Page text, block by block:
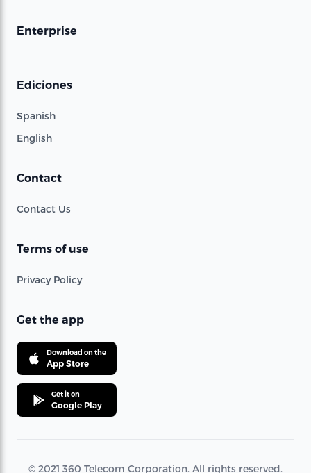
Enterprise
Ediciones
Spanish
English
Contact
Contact Us
Terms of use
Privacy Policy
Get the app
Download on the
App Store
Get it on
Google Play
© 2021 360 Telecom Corporation. All rights reserved.